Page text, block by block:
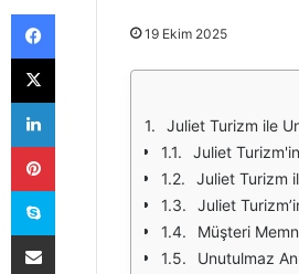
19 Ekim 2025
Juliet Turizm ile
Juliet
Juliet Turizm
Juliet
Müşteri
Unutulmaz
Facebook
X
LinkedIn
Pinterest
Skype
E-Posta ile paylaş